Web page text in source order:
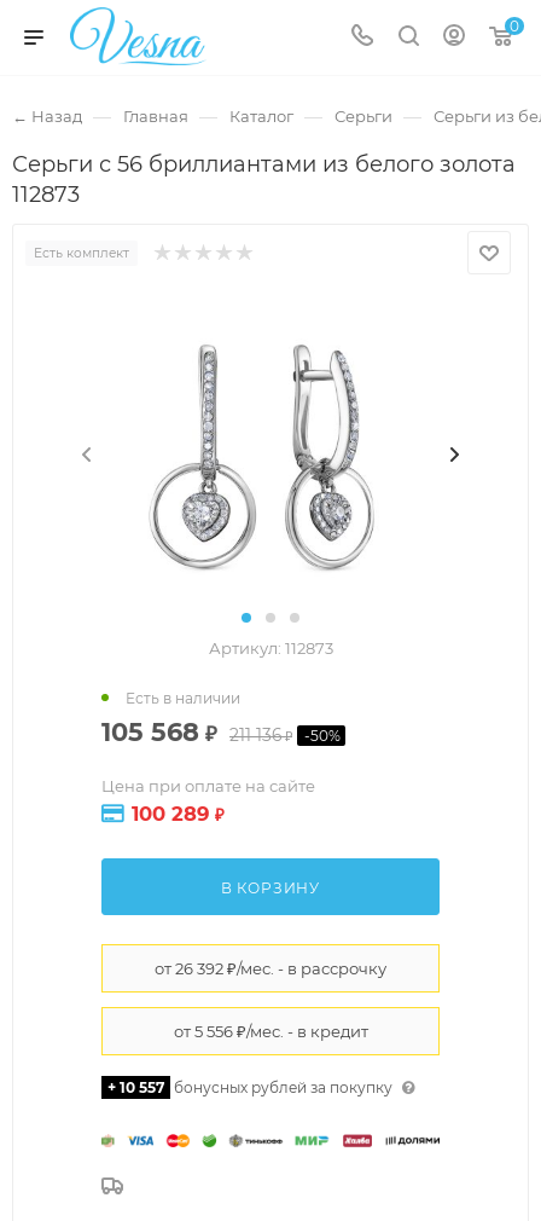
0
← Назад — Главная — Каталог — Серьги — Серьги из
Серьги с 56 бриллиантами из белого золота
112873
Есть комплект
Артикул: 112873
105 568 ₽ 211 136₽ -50%
Цена при оплате на сайте
100 289 ₽
Есть в наличии
В КОРЗИНУ
+ 10 557 бонусных рублей за покупку